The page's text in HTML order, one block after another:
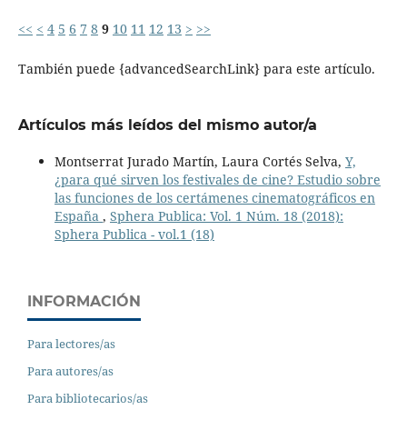
<< < 4 5 6 7 8 9 10 11 12 13 > >>
También puede {advancedSearchLink} para este artículo.
Artículos más leídos del mismo autor/a
Montserrat Jurado Martín, Laura Cortés Selva, Y,
¿para qué sirven los festivales de cine? Estudio sobre
las funciones de los certámenes cinematográficos en
España , Sphera Publica: Vol. 1 Núm. 18 (2018):
Sphera Publica - vol.1 (18)
INFORMACIÓN
Para lectores/as
Para autores/as
Para bibliotecarios/as